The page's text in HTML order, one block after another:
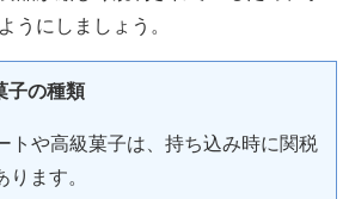
うにしましょう。
子の種類
トや高級菓子は、持ち込み時に関税
ります。